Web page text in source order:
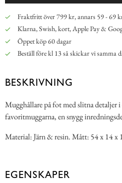
Fraktfritt över 799 kr, annars 59 - 69
Klarna, Swish, kort, Apple Pay &
Öppet köp 60 dagar
Beställ före kl 13 så skickar vi samma
BESKRIVNING
Mugghållare på fot med slitna detaljer
favoritmuggarna, en snygg
Material: Järn & resin. Mått: 54 x 14 x
EGENSKAPER